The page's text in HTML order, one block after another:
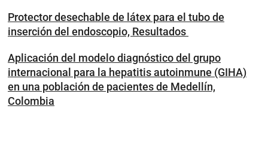
Protector desechable de látex para el tubo de
inserción del endoscopio, Resultados
Aplicación del modelo diagnóstico del grupo
internacional para la hepatitis autoinmune (GIHA)
en una población de pacientes de Medellín,
Colombia